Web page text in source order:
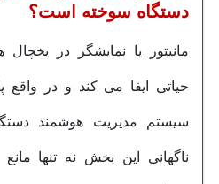
دستگاه سوخته است؟
مانیتور یا نمایشگر در
حیاتی ایفا می کند و در واقع
سیستم مدیریت هوشمند
ناگهانی این بخش نه تنها